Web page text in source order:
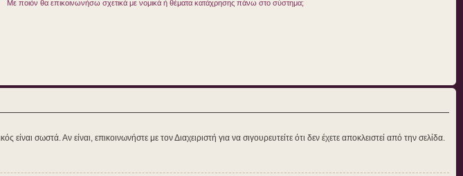
Με ποιόν θα επικοινωνήσω σχετικά με νομικά ή θέματα κατάχρησης πάνω στο σύστημα;
σωστά. Αν είναι, επικοινωνήστε με τον Διαχειριστή για να σιγουρευτείτε ότι δεν έχετε αποκλειστεί από την σελίδα.